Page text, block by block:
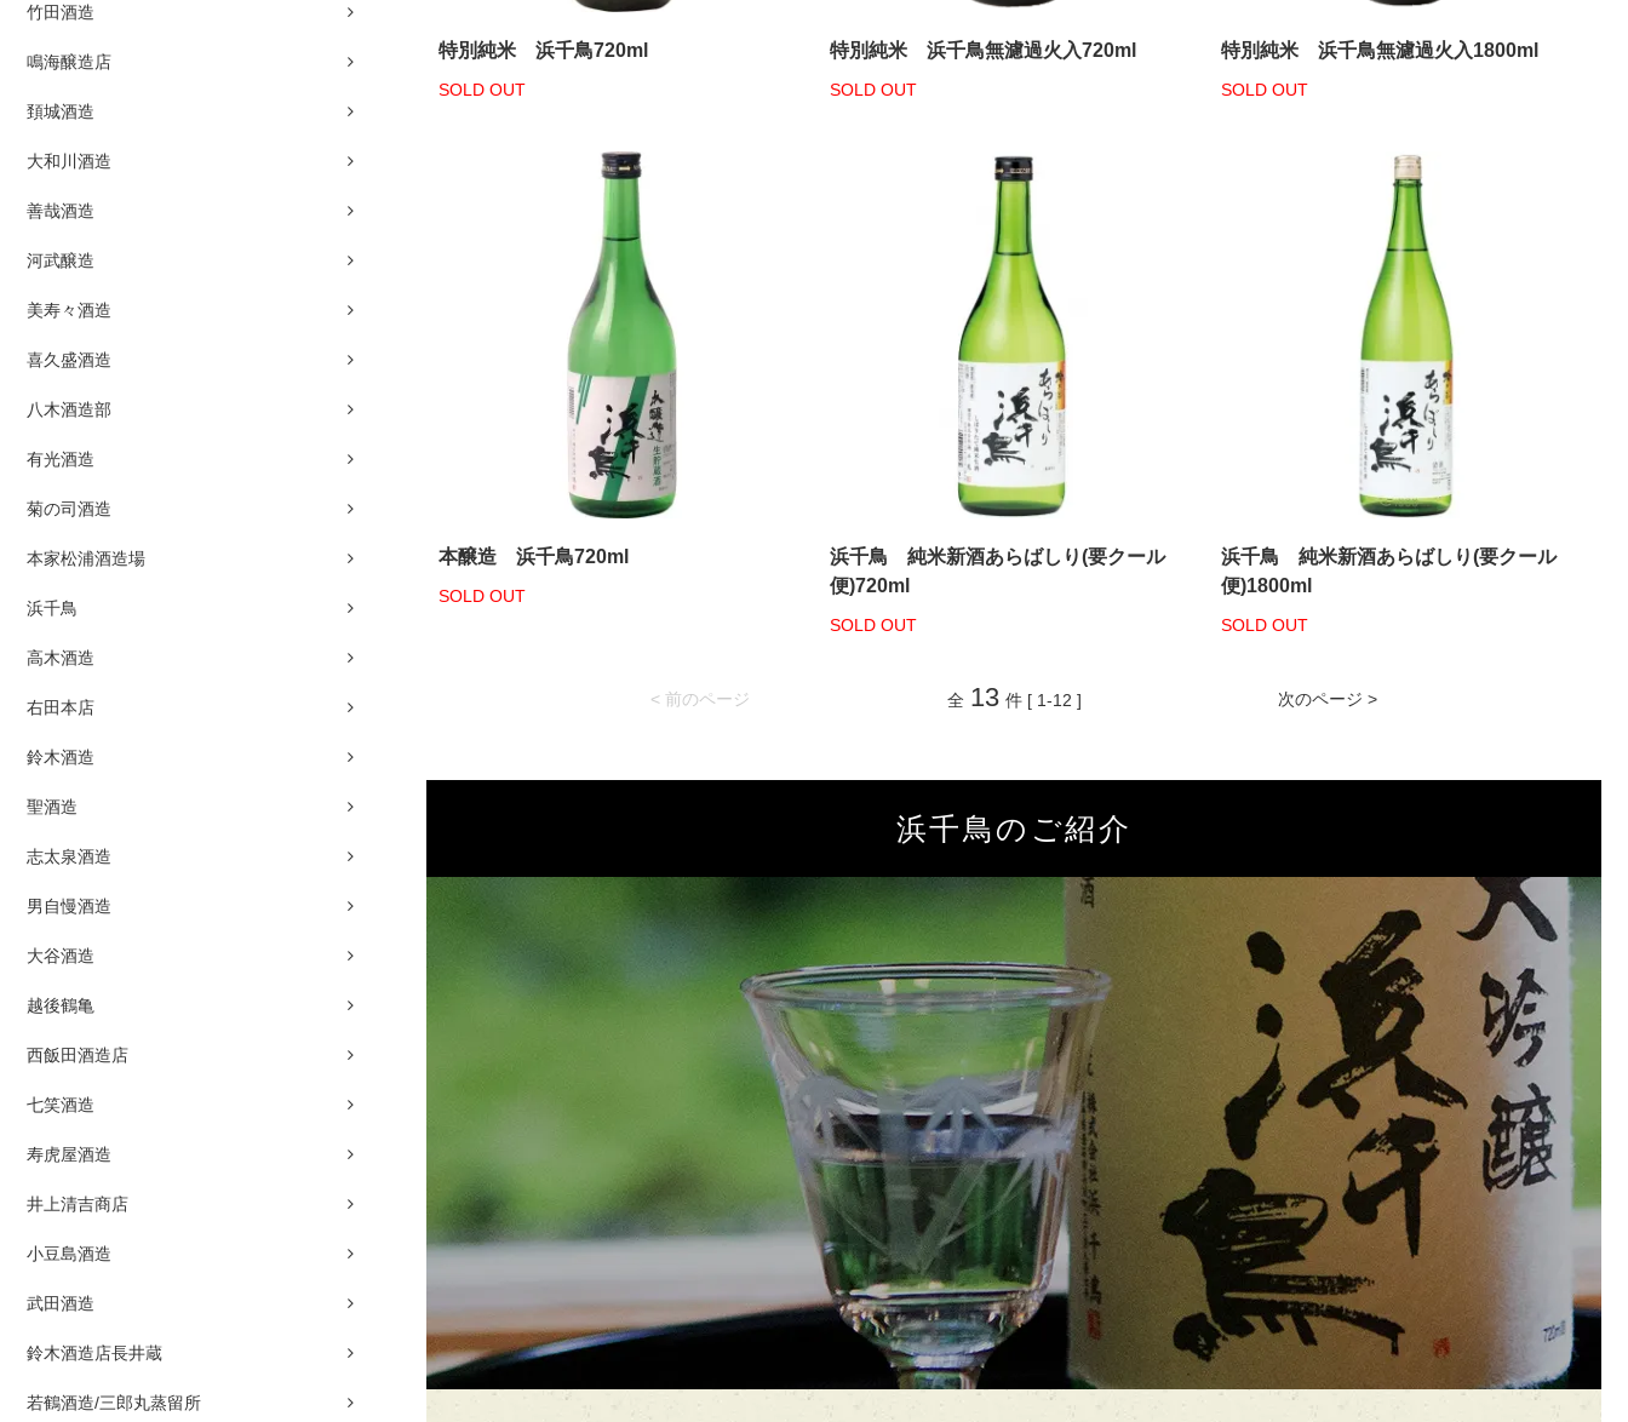
竹田酒造
鳴海醸造店
頚城酒造
大和川酒造
善哉酒造
河武醸造
美寿々酒造
喜久盛酒造
八木酒造部
有光酒造
菊の司酒造
本家松浦酒造場
浜千鳥
高木酒造
右田本店
鈴木酒造
聖酒造
志太泉酒造
男自慢酒造
大谷酒造
越後鶴亀
西飯田酒造店
七笑酒造
寿虎屋酒造
井上清吉商店
小豆島酒造
武田酒造
鈴木酒造店長井蔵
若鶴酒造/三郎丸蒸留所
特別純米 浜千鳥720ml
SOLD OUT
特別純米 浜千鳥無濾過火入720ml
SOLD OUT
特別純米 浜千鳥無濾過火入1800ml
SOLD OUT
本醸造 浜千鳥720ml
SOLD OUT
浜千鳥 純米新酒あらばしり(要クール
便)720ml
SOLD OUT
浜千鳥 純米新酒あらばしり(要クール
便)1800ml
SOLD OUT
< 前のページ 次のページ >
全 13 件 [ 1-12 ]
浜千鳥のご紹介